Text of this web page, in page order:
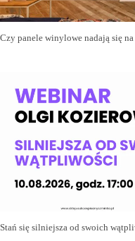
Czy panele winylowe nadają się
Stań się silniejsza od swoich